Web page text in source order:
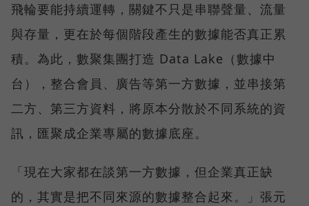
飛輪要能持續運轉，關鍵不只是串聯聲量、流量
與存量，更在於每個階段產生的數據能否真正累
積。為此，數聚集團打造 Data Lake（數據中
台），整合會員、廣告等第一方數據，並串接第
二方、第三方資料，將原本分散於不同系統的資
訊，匯聚成企業專屬的數據底座。
「現在大家都在談第一方數據，但企業真正缺
的，其實是把不同來源的數據整合起來。」張元